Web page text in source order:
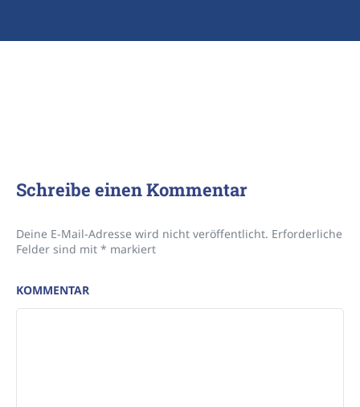
Schreibe einen Kommentar
Deine E-Mail-Adresse wird nicht veröffentlicht. Erforderliche
Felder sind mit * markiert
KOMMENTAR